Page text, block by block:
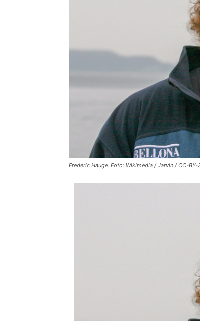
Frederic Hauge. Foto: Wikimedia / Jarvin / CC-BY-